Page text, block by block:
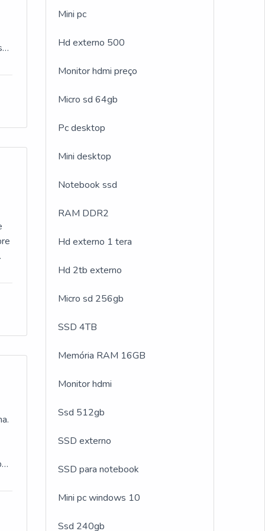
Mini pc
Hd externo 500
Monitor hdmi preço
Micro sd 64gb
Pc desktop
Mini desktop
Notebook ssd
RAM DDR2
Hd externo 1 tera
Hd 2tb externo
Micro sd 256gb
SSD 4TB
Memória RAM 16GB
Monitor hdmi
Ssd 512gb
SSD externo
SSD para notebook
Mini pc windows 10
Ssd 240gb